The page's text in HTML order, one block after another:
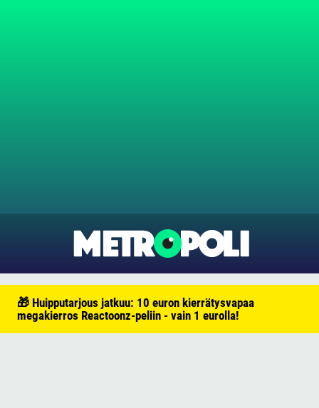
🎁 Huipputarjous jatkuu: 10 euron kierrätysvapaa
megakierros Reactoonz-peliin - vain 1 eurolla!